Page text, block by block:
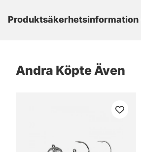
Produktsäkerhetsinformation
Andra Köpte Även